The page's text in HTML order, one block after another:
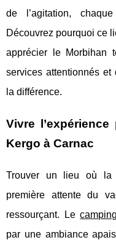
de l’agitation,
Découvrez pourquoi ce
apprécier le Morbihan
services attentionnés et
la différence.
Vivre
Kergo à Carnac
Trouver un lieu où la
première attente du
ressourçant. Le
par une ambiance